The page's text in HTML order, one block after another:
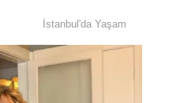
İstanbul'da Yaşam